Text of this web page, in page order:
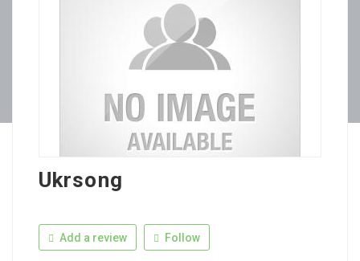
Ukrsong
Add a review Follow